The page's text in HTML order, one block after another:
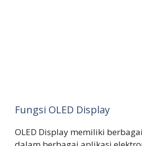
Fungsi OLED Display
OLED Display memiliki